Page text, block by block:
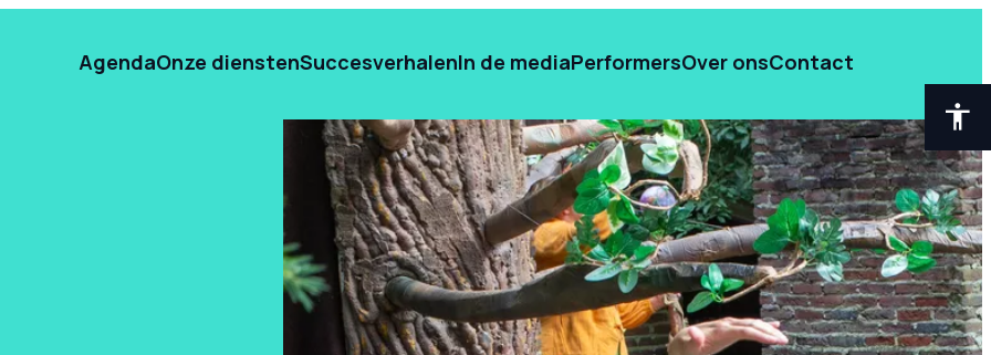
AgendaOnze dienstenSuccesverhalenIn de mediaPerformersOver onsContact